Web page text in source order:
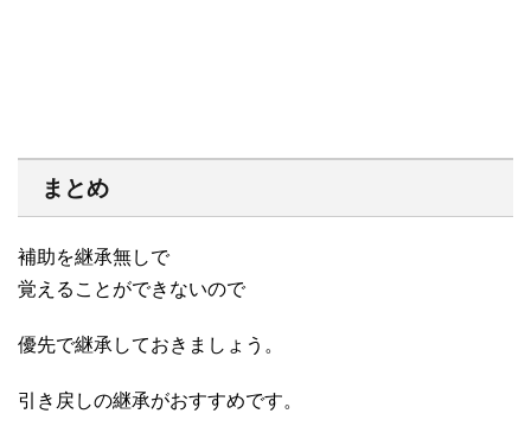
まとめ
補助を継承無しで
覚えることができないので
優先で継承しておきましょう。
引き戻しの継承がおすすめです。